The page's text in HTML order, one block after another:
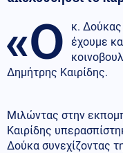
«O
κ. Δούκας
έχουμε
Δημήτρης Καιρίδης.
Μιλώντας στην
Καιρίδης
Δούκα συνεχίζοντας